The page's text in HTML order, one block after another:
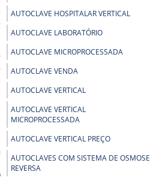
AUTOCLAVE HOSPITALAR VERTICAL
AUTOCLAVE LABORATÓRIO
AUTOCLAVE MICROPROCESSADA
AUTOCLAVE VENDA
AUTOCLAVE VERTICAL
AUTOCLAVE VERTICAL
MICROPROCESSADA
AUTOCLAVE VERTICAL PREÇO
AUTOCLAVES COM SISTEMA DE OSMOSE
REVERSA